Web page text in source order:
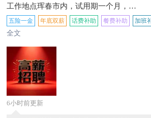
工作地点珲春市内，试用期一个月，
成手试用期6000元，转正8000-15000元/
顶！
饭！
早7点晚6。社保五险，有经验者优先，有
应聘电话189****0300！
信息有效期到9月28日
五险一金 年底双薪 话费补助 餐费补助 加班
全文
6小时前更新